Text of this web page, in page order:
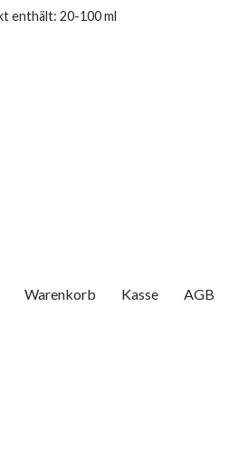
enthält: 20-100ml
Warenkorb Kasse AGB